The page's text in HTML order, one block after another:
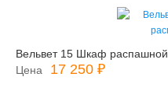
Вельвет 15 Шкаф распашной
Цена
17 250 ₽